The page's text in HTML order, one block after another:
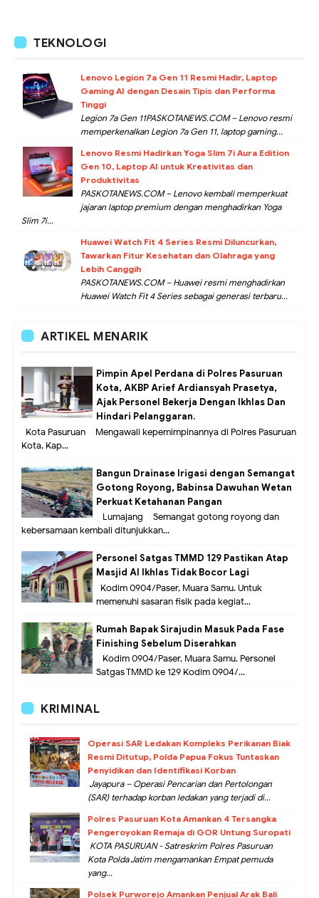
TEKNOLOGI
Lenovo Legion 7a Gen 11 Resmi Hadir, Laptop
Gaming AI dengan Desain Tipis dan Performa
Tinggi
Legion 7a Gen 11PASKOTANEWS.COM – Lenovo resmi
memperkenalkan Legion 7a Gen 11, laptop gaming...
Lenovo Resmi Hadirkan Yoga Slim 7i Aura Edition
Gen 10, Laptop AI untuk Kreativitas dan
Produktivitas
PASKOTANEWS.COM – Lenovo kembali memperkuat
jajaran laptop premium dengan menghadirkan Yoga
Slim 7i...
Huawei Watch Fit 4 Series Resmi Diluncurkan,
Tawarkan Fitur Kesehatan dan Olahraga yang
Lebih Canggih
PASKOTANEWS.COM – Huawei resmi menghadirkan
Huawei Watch Fit 4 Series sebagai generasi terbaru...
ARTIKEL MENARIK
Pimpin Apel Perdana di Polres Pasuruan
Kota, AKBP Arief Ardiansyah Prasetya,
Ajak Personel Bekerja Dengan Ikhlas Dan
Hindari Pelanggaran.
Kota Pasuruan – Mengawali kepemimpinannya di Polres Pasuruan
Kota, Kap...
Bangun Drainase Irigasi dengan Semangat
Gotong Royong, Babinsa Dawuhan Wetan
Perkuat Ketahanan Pangan
Lumajang – Semangat gotong royong dan
kebersamaan kembali ditunjukkan...
Personel Satgas TMMD 129 Pastikan Atap
Masjid Al Ikhlas Tidak Bocor Lagi
Kodim 0904/Paser, Muara Samu. Untuk
memenuhi sasaran fisik pada kegiat...
Rumah Bapak Sirajudin Masuk Pada Fase
Finishing Sebelum Diserahkan
Kodim 0904/Paser, Muara Samu. Personel
Satgas TMMD ke 129 Kodim 0904/...
KRIMINAL
Operasi SAR Ledakan Kompleks Perikanan Biak
Resmi Ditutup, Polda Papua Fokus Tuntaskan
Penyidikan dan Identifikasi Korban
Jayapura – Operasi Pencarian dan Pertolongan
(SAR) terhadap korban ledakan yang terjadi di...
Polres Pasuruan Kota Amankan 4 Tersangka
Pengeroyokan Remaja di GOR Untung Suropati
KOTA PASURUAN - Satreskrim Polres Pasuruan
Kota Polda Jatim mengamankan Empat pemuda
yang...
Polsek Purworejo Amankan Penjual Arak Bali